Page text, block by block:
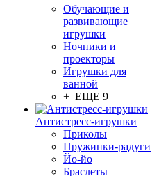
Обучающие и
развивающие
игрушки
Ночники и
проекторы
Игрушки для
ванной
+ ЕЩЕ 9
Антистресс-игрушки
Приколы
Пружинки-радуги
Йо-йо
Браслеты